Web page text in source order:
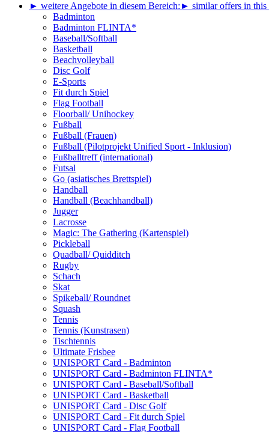
► weitere Angebote in diesem Bereich: ► similar offers in this
Badminton
Badminton FLINTA*
Baseball/Softball
Basketball
Beachvolleyball
Disc Golf
E-Sports
Fit durch Spiel
Flag Football
Floorball/ Unihockey
Fußball
Fußball (Frauen)
Fußball (Pilotprojekt Unified Sport - Inklusion)
Fußballtreff (international)
Futsal
Go (asiatisches Brettspiel)
Handball
Handball (Beachhandball)
Jugger
Lacrosse
Magic: The Gathering (Kartenspiel)
Pickleball
Quadball/ Quidditch
Rugby
Schach
Skat
Spikeball/ Roundnet
Squash
Tennis
Tennis (Kunstrasen)
Tischtennis
Ultimate Frisbee
UNISPORT Card - Badminton
UNISPORT Card - Badminton FLINTA*
UNISPORT Card - Baseball/Softball
UNISPORT Card - Basketball
UNISPORT Card - Disc Golf
UNISPORT Card - Fit durch Spiel
UNISPORT Card - Flag Football